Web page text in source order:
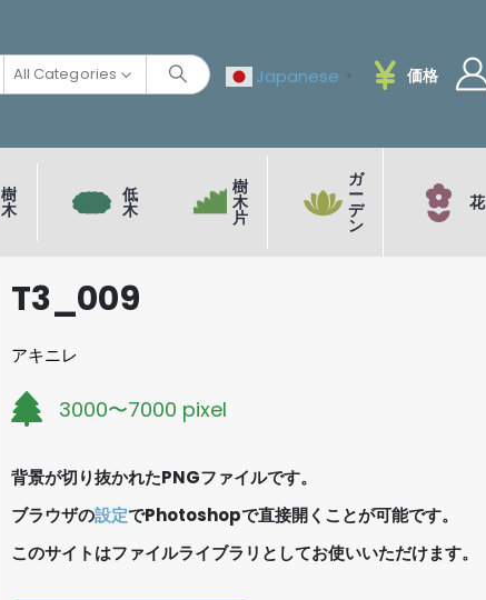
All Categories Japanese ▼ 価格
樹
木
低
木
樹
木
片
ガ
ー
デ
ン
花
T3_009
アキニレ
3000〜7000 pixel
背景が切り抜かれたPNGファイルです。
ブラウザの設定でPhotoshopで直接開くことが可能です。
このサイトはファイルライブラリとしてお使いいただけます。